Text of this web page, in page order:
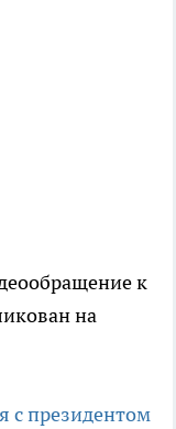
к
на
с президентом